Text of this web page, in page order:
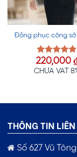
Đồng phục công sở
Được xếp
hạng5.00
220,000
CHƯA VAT
THÔNG TIN LIÊN
Số 627 Vũ